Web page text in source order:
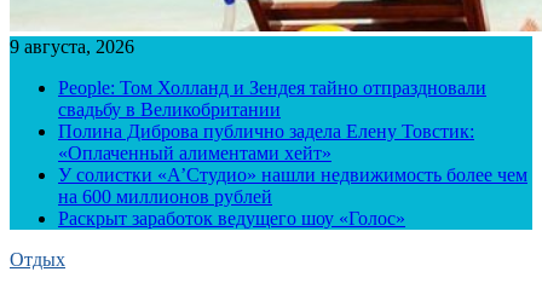
9 августа, 2026
People: Том Холланд и Зендея тайно отпраздновали
свадьбу в Великобритании
Полина Диброва публично задела Елену Товстик:
«Оплаченный алиментами хейт»
У солистки «А’Студио» нашли недвижимость более чем
на 600 миллионов рублей
Раскрыт заработок ведущего шоу «Голос»
Отдых